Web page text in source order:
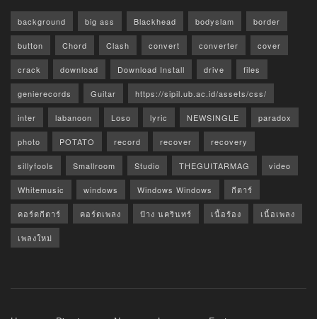
background big ass Blackhead bodyslam border
button Chord Clash convert converter cover
crack download Download Install drive files
genierecords Guitar https://sipil.ub.ac.id/assets/css/
inter labanoon Loso lyric NEWSINGLE paradox
photo POTATO record recover recovery
sillyfools Smallroom Studio THEGUITARMAG video
Whitemusic windows Windows Windows กีตาร์
คอร์ดกีตาร์ คอร์ดเพลง ป้าง นครินทร์ เนื้อร้อง เนื้อเพลง
เพลงใหม่